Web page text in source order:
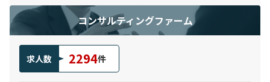
コンサルティングファーム
求人数 2294件